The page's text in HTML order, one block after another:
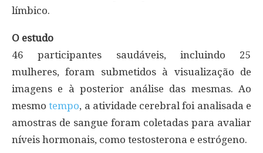
límbico.
O estudo
46 participantes saudáveis, incluindo 25
mulheres, foram submetidos à visualização de
imagens e à posterior análise das mesmas. Ao
mesmotempo, a atividade cerebral foi analisada e
amostras de sangue foram coletadas para avaliar
níveis hormonais, como testosterona e estrógeno.